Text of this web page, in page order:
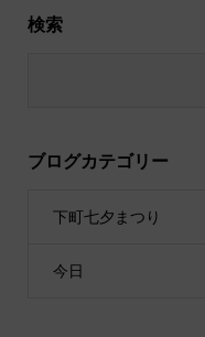
検索
ブログカテゴリー
下町七夕まつり
今日